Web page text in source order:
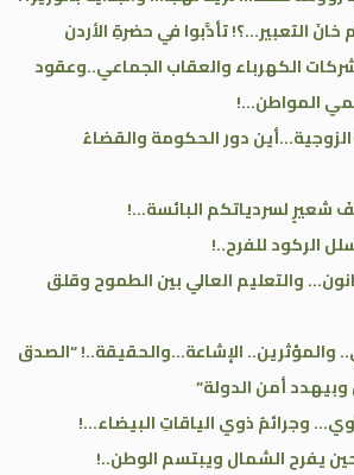
خانَ التعبير…؟! تأدَّبوا في حضرةِ الأردن
الكهرباء والعقاب الجماعي..وعقود
المواطن…!
الزوجية…أين دور الحكومة والقضاءُ
شعيرٍ لسردياتكم البائسة…!
الركود للفرح..!
والتعليم العالي بين الطموح وقلق
والمؤثرين.. الإشاعة…والحقيقة..! “الصدق
أمن الدولة”
وجرائمُ ذوي الياقاتِ البيضاء…!
يفرح الشمال ويبتسم الوطن..!